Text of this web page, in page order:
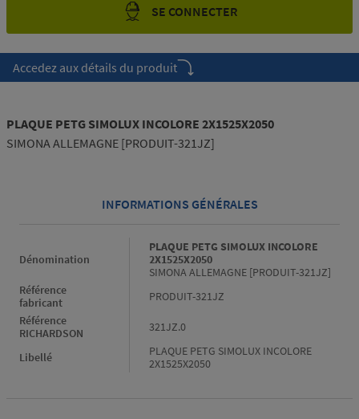
SE CONNECTER
Accedez aux détails du produit
PLAQUE PETG SIMOLUX INCOLORE 2X1525X2050
SIMONA ALLEMAGNE [PRODUIT-321JZ]
INFORMATIONS GÉNÉRALES
Dénomination
PLAQUE PETG SIMOLUX INCOLORE
2X1525X2050
SIMONA ALLEMAGNE [PRODUIT-321JZ]
Référence
fabricant
PRODUIT-321JZ
Référence
RICHARDSON
321JZ.0
Libellé
PLAQUE PETG SIMOLUX INCOLORE
2X1525X2050